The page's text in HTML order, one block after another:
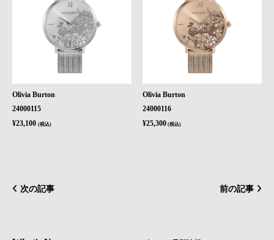
Olivia Burton
24000115
¥23,100 (税込)
Olivia Burton
24000116
¥25,300 (税込)
次の記事 前の記事